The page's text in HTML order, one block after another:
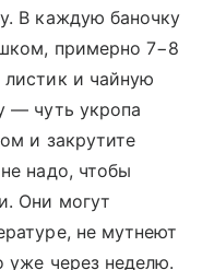
В каждую баночку
примерно 7−8
и чайную
— чуть укропа
и закрутите
надо, чтобы
Они могут
не мутнеют
уже через неделю.